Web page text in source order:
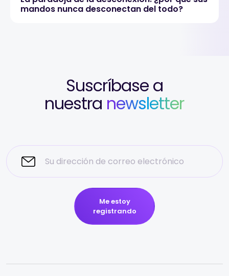
mandos nunca desconectan del todo?
Suscríbase a
nuestra newsletter
Me estoy
registrando